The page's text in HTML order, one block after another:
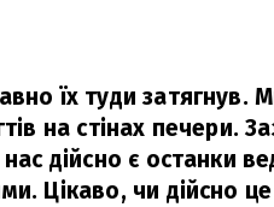
їх туди затягнув.
на стінах печери.
дійсно є останки
Цікаво, чи дійсно